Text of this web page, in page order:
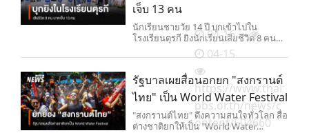
เจ็บ 13 คน
นักเรียนชายวัย 14 ปี บุกเข้าไปใน
โรงเรียนตุรกี ยิงนักเรียนเสียชีวิต 8 คน
พร้อมครูอีก 1 คน บาดเจ็บอีก 13 คน นับ
เป็นเหตุยิงในโรงเรียน ครั้งที่ 2 ในรอบ 2
04-16
รัฐบาลเผยสื่อนอกยก "สงกรานต์
ไทย" เป็น World Water Festival
"สงกรานต์ไทย" ดึงความสนใจทั่วโลก สื่อ
ต่างชาติยกให้เป็น "World Water
04-15
https://www.thai
pbs.or.th/news/c
ontent/504660